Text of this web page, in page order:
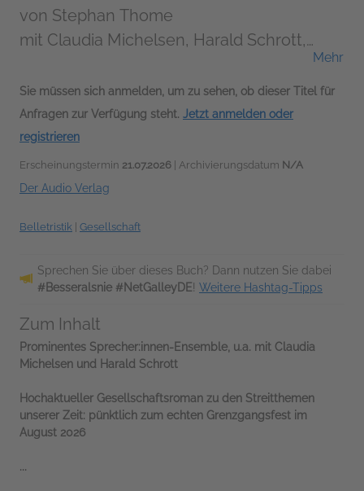
von Stephan Thome
mit Claudia Michelsen, Harald Schrott,
Viola Müller, Maria Hartmann, Chantal
Busse (Sprecher*in)
Mehr
Sie müssen sich anmelden, um zu sehen, ob dieser Titel für
Anfragen zur Verfügung steht. Jetzt anmelden oder
registrieren
Erscheinungstermin 21.07.2026 | Archivierungsdatum N/A
Der Audio Verlag
Belletristik Gesellschaft
Sprechen Sie über dieses Buch? Dann nutzen Sie dabei
#Besseralsnie #NetGalleyDE! Weitere Hashtag-Tipps
Zum Inhalt
Prominentes Sprecher:innen-Ensemble, u.a. mit Claudia
Michelsen und Harald Schrott
Hochaktueller Gesellschaftsroman zu den Streitthemen
unserer Zeit: pünktlich zum echten Grenzgangsfest im
August 2026
...